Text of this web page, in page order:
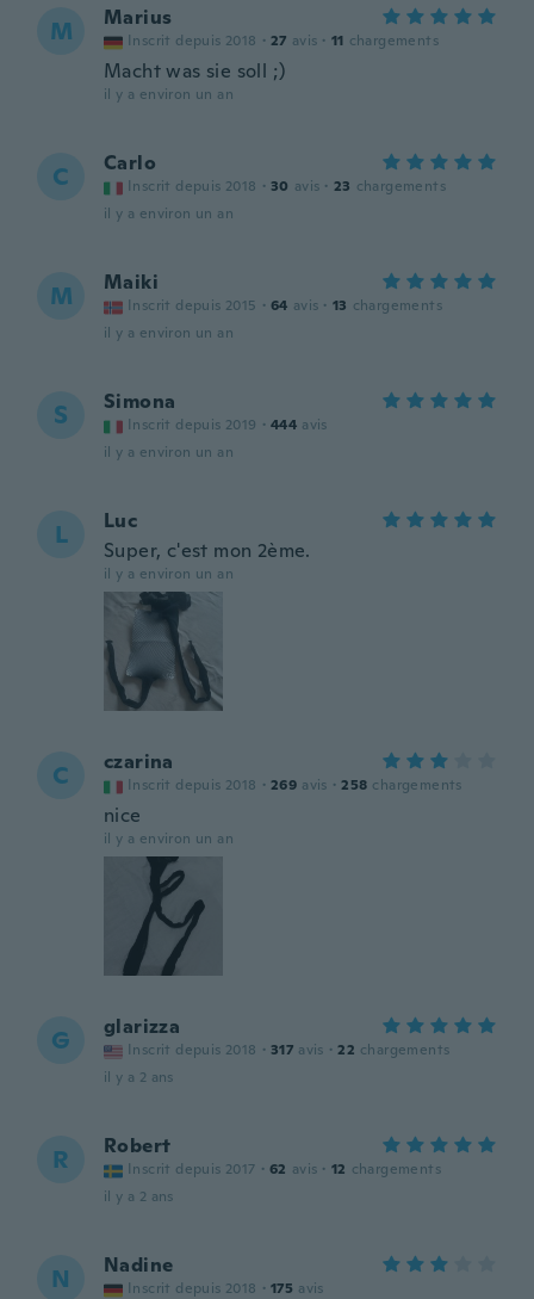
M Marius
Inscrit depuis 2018 · 27 avis · 11 chargements
Macht was sie soll ;)
il y a environ un an
C Carlo
Inscrit depuis 2018 · 30 avis · 23 chargements
il y a environ un an
M Maiki
Inscrit depuis 2015 · 64 avis · 13 chargements
il y a environ un an
S Simona
Inscrit depuis 2019 · 444 avis
il y a environ un an
L
Luc
Super, c'est mon 2ème.
il y a environ un an
C czarina
Inscrit depuis 2018 · 269 avis · 258 chargements
nice
il y a environ un an
G glarizza
Inscrit depuis 2018 · 317 avis · 22 chargements
il y a 2 ans
R Robert
Inscrit depuis 2017 · 62 avis · 12 chargements
il y a 2 ans
N Nadine
Inscrit depuis 2018 · 175 avis